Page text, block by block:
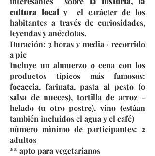
cultura localy el carácter de los
habitantes a través de curiosidades,
leyendas y anécdotas.
Duración: 3 horas y media / recorrido
a pie
Incluye un almuerzo o cena con los
productos típicos más famosos:
focaccia, farinata, pasta al pesto (o
salsa de nueces), tortilla de arroz -
helado (u otro postre), vino (estàan
también incluidos el agua y el café)
nùmero mìnimo de participantes: 2
adultos
** apto para vegetarianos